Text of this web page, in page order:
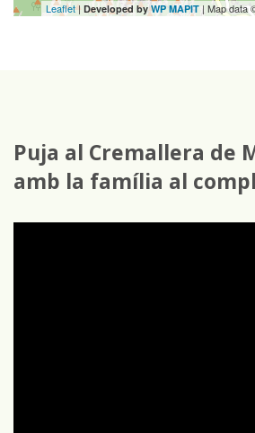
Leaflet | Developed byWP MAPIT | Map data
Puja al Cremallera de
amb la família al